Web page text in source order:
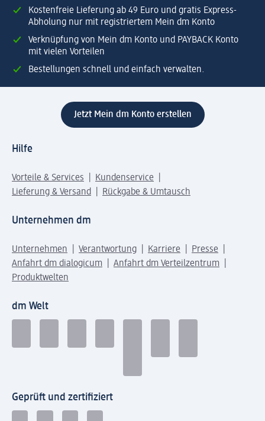
Kostenfreie Lieferung ab 49 Euro und gratis Express-
Abholung nur mit registriertem Mein dm Konto
Verknüpfung von Mein dm Konto und PAYBACK Konto
mit vielen Vorteilen
Bestellungen schnell und einfach verwalten.
Jetzt Mein dm Konto erstellen
Hilfe
Vorteile & Services
Kundenservice
Lieferung & Versand
Rückgabe & Umtausch
Unternehmen dm
Unternehmen Verantwortung Karriere
Presse
Anfahrt dm dialogicum
Anfahrt dm Verteilzentrum
Produktwelten
dm Welt
Geprüft und zertifiziert